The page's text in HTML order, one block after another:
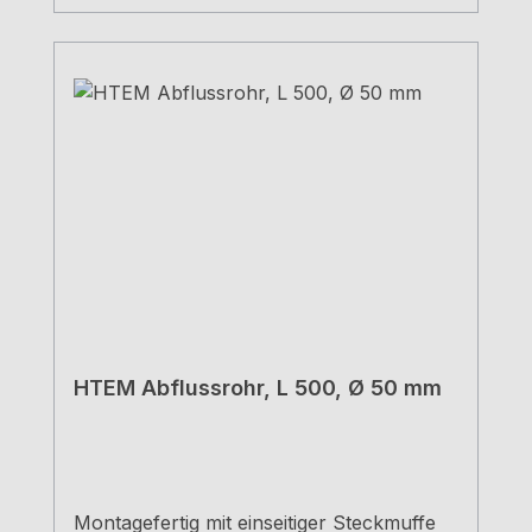
HTEM Abflussrohr, L 500, Ø 50 mm
Montagefertig mit einseitiger Steckmuffe